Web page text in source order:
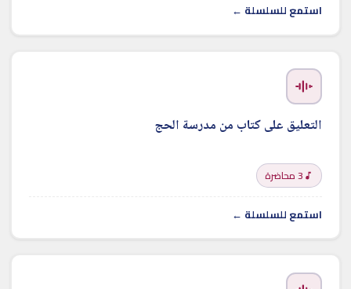
استمع للسلسلة ←
التعليق على كتاب من مدرسة الحج
3 محاضرة
استمع للسلسلة ←